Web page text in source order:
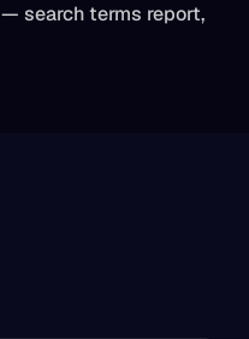
— search terms report,